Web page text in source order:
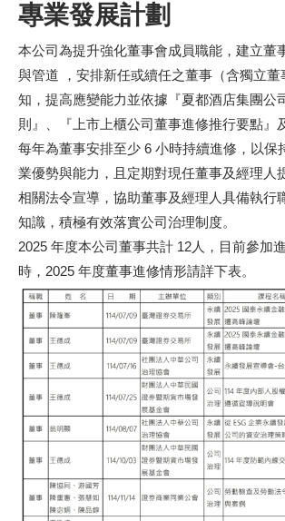
專業發展計劃
本公司為提升強化董事會成員職能，建立董
與管道 ，安排新任或續任之董事（含獨立
知，提高應變能力並依據『夏都酒店集團公
則』、『上市上櫃公司董事進修推行要點』
每年為董事安排至少 6 小時持續進修，以保
業優勢與能力，且定期對現任董事及經理人
相關法令宣導，協助董事及經理人具備執行
知識，積極有效落實公司治理制度。
2025 年度本公司董事共計 12人，目前參加
時，2025 年度董事進修情形請詳下表。